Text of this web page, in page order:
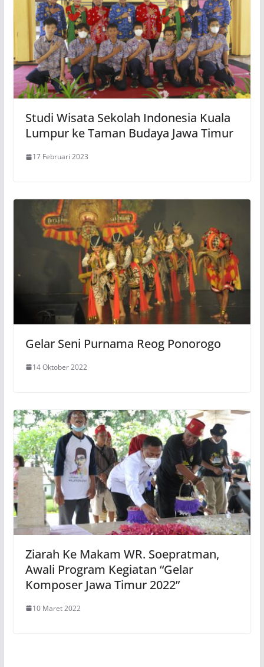
Studi Wisata Sekolah Indonesia Kuala
Lumpur ke Taman Budaya Jawa Timur
17 Februari 2023
Gelar Seni Purnama Reog Ponorogo
14 Oktober 2022
Ziarah Ke Makam WR. Soepratman,
Awali Program Kegiatan “Gelar
Komposer Jawa Timur 2022”
10 Maret 2022